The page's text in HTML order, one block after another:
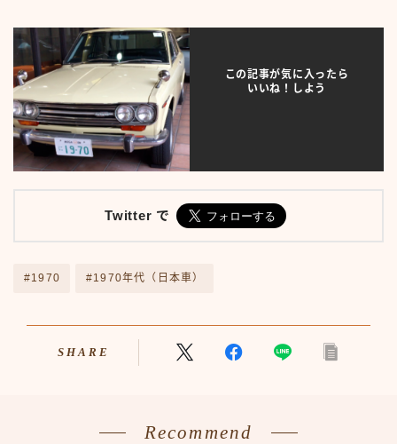
アニメ80-89
アニメその他
サンプルページ
テレビ番組
テレビ番組50-59
テレビ番組60-69
テレビ番組70-79
バイク50-59
バーチャル【昭和レトロ博物館】
この記事が気に入ったら
いいね！しよう
Twitter で
#1970 #1970年代（日本車）
SHARE
Recommend